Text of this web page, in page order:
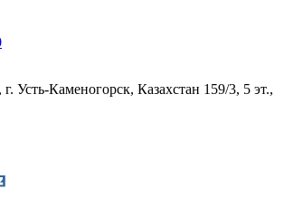
Усть-Каменогорск, Казахстан 159/3, 5 эт.,